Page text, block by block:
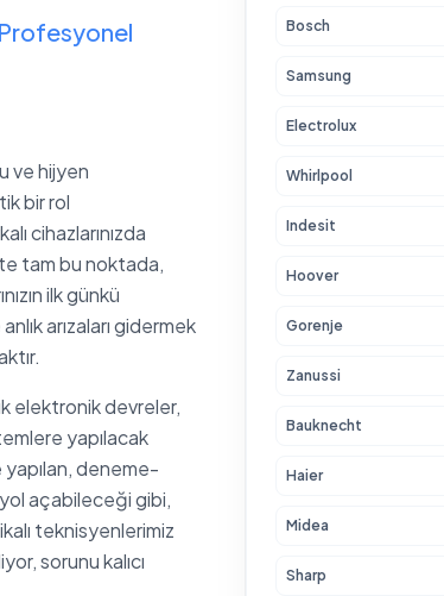
ve hijyen
bir rol
cihazlarınızda
tam bu noktada,
ilk günkü
arızaları gidermek
elektronik devreler,
yapılacak
deneme-
yol açabileceği gibi,
teknisyenlerimiz
sorunu kalıcı
Bosch
Samsung
Electrolux
Whirlpool
Indesit
Hoover
Gorenje
Zanussi
Bauknecht
Haier
Midea
Sharp